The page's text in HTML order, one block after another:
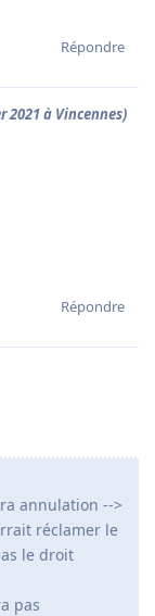
Répondre
2021 à Vincennes)
Répondre
annulation -->
réclamer le
le droit
pas